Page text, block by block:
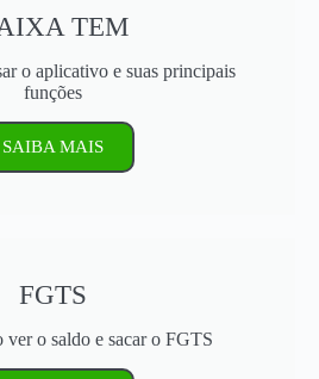
TEM
o aplicativo e suas principais
funções
SAIBA MAIS
FGTS
ver o saldo e sacar o FGTS